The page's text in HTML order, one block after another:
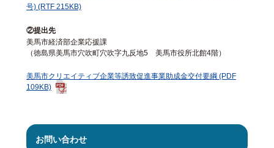
号) (RTF 215KB)
②提出先
美馬市経済部企業応援課
（徳島県美馬市穴吹町穴吹字九反地5 美馬市役所北館4階）
美馬市クリエイティブ企業等誘致促進事業助成金交付要綱 (PDF
109KB)
お問い合わせ